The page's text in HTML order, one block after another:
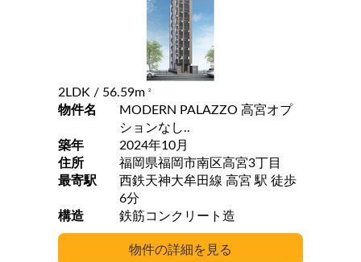
2LDK / 56.59m 2
物件名
MODERN PALAZZO 高宮オプ
ションなし..
築年
2024年10月
住所
福岡県福岡市南区高宮3丁目
最寄駅
西鉄天神大牟田線 高宮 駅 徒歩
6分
構造
鉄筋コンクリート造